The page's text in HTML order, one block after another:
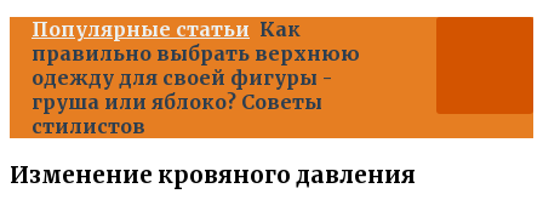
Популярные статьи Как
правильно выбрать верхнюю
одежду для своей фигуры -
груша или яблоко? Советы
стилистов
Изменение кровяного давления